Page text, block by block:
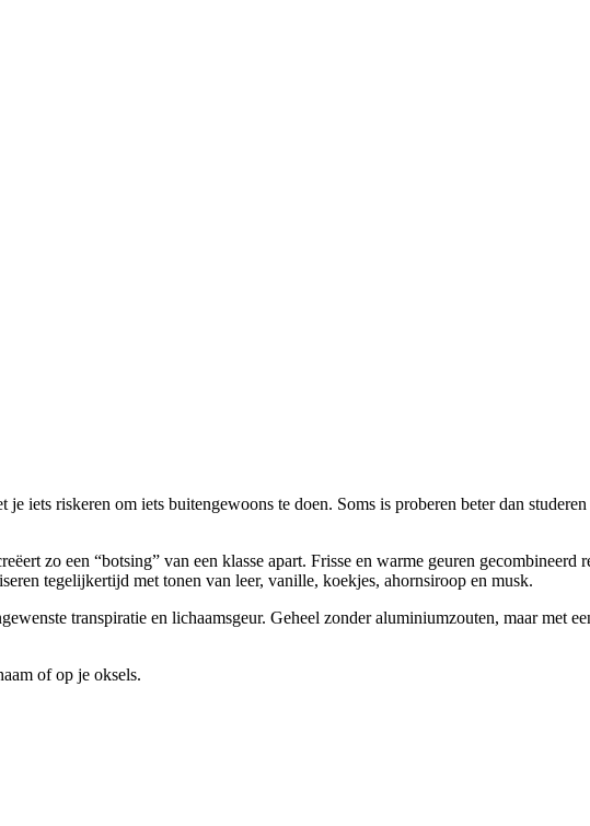
iets riskeren om iets buitengewoons te doen. Soms is proberen beter dan
zo een “botsing” van een klasse apart. Frisse en warme geuren gecombineerd
tegelijkertijd met tonen van leer, vanille, koekjes, ahornsiroop en musk.
transpiratie en lichaamsgeur. Geheel zonder aluminiumzouten, maar met
of op je oksels.